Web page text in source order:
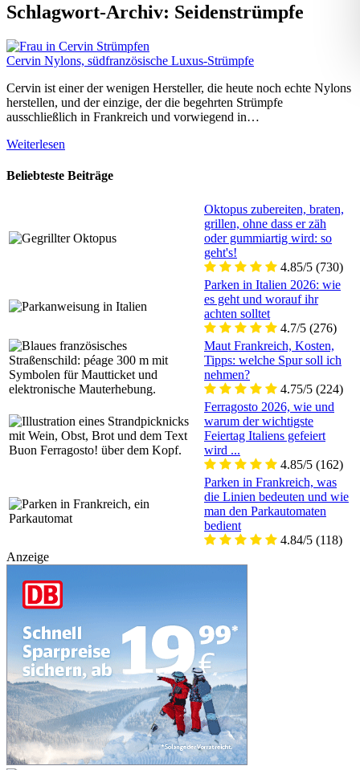
Schlagwort-Archiv: Seidenstrümpfe
Cervin Nylons, südfranzösische Luxus-Strümpfe
Cervin ist einer der wenigen Hersteller, die heute noch echte Nylons
herstellen, und der einzige, der die begehrten Strümpfe
ausschließlich in Frankreich und vorwiegend in…
Weiterlesen
Beliebteste Beiträge
Oktopus zubereiten, braten,
grillen, ohne dass er zäh
oder gummiartig wird: so
geht's!
4.85/5 (730)
Parken in Italien 2026: wie
es geht und worauf ihr
achten solltet
4.7/5 (276)
Maut Frankreich, Kosten,
Tipps: welche Spur soll ich
nehmen?
4.75/5 (224)
Ferragosto 2026, wie und
warum der wichtigste
Feiertag Italiens gefeiert
wird ...
4.85/5 (162)
Parken in Frankreich, was
die Linien bedeuten und wie
man den Parkautomaten
bedient
4.84/5 (118)
Anzeige